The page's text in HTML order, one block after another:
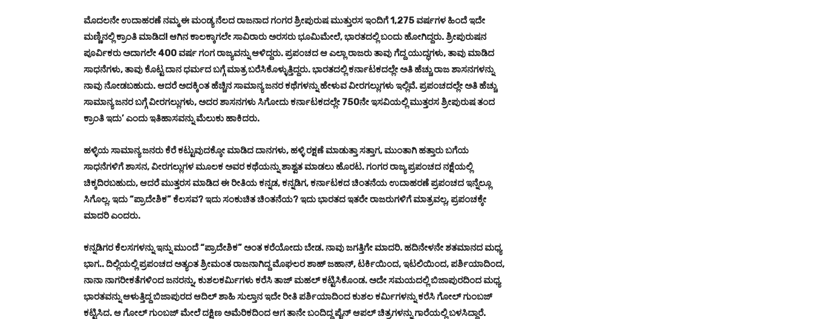
ಮೊದಲನೇ ಉದಾಹರಣೆ ನಮ್ಮ ಈ ಮಂಡ್ಯ ನೆಲದ ರಾಜನಾದ ಗಂಗರ ಶ್ರೀಪುರುಷ ಮುತ್ತುರಸ ಇಂದಿಗೆ 1,275 ವರ್ಷಗಳ ಹಿಂದೆ ಇದೇ
ಮಣ್ಣಿನಲ್ಲಿ ಕ್ರಾಂತಿ ಮಾಡಿದ! ಆಗಿನ ಕಾಲಕ್ಕಾಗಲೇ ಸಾವಿರಾರು ಅರಸರು ಭೂಮಿಮೇಲೆ, ಭಾರತದಲ್ಲಿ ಬಂದು ಹೋಗಿದ್ದರು. ಶ್ರೀಪುರುಷನ
ಪೂರ್ವಿಕರು ಅದಾಗಲೇ 400 ವರ್ಷ ಗಂಗ ರಾಜ್ಯವನ್ನು ಆಳಿದ್ದರು. ಪ್ರಪಂಚದ ಆ ಎಲ್ಲಾ ರಾಜರು ತಾವು ಗೆದ್ದ ಯುದ್ಧಗಳು, ತಾವು ಮಾಡಿದ
ಸಾಧನೆಗಳು, ತಾವು ಕೊಟ್ಟ ದಾನ ಧರ್ಮದ ಬಗ್ಗೆ ಮಾತ್ರ ಬರೆಸಿಕೊಳ್ಳುತ್ತಿದ್ದರು. ಭಾರತದಲ್ಲಿ ಕರ್ನಾಟಕದಲ್ಲೇ ಅತಿ ಹೆಚ್ಚು ರಾಜ ಶಾಸನಗಳನ್ನು
ನಾವು ನೋಡಬಹುದು. ಆದರೆ ಅದಕ್ಕಿಂತ ಹೆಚ್ಚಿನ ಸಾಮಾನ್ಯ ಜನರ ಕಥೆಗಳನ್ನು ಹೇಳುವ ವೀರಗಲ್ಲುಗಳು ಇಲ್ಲಿವೆ. ಪ್ರಪಂಚದಲ್ಲೇ ಅತಿ ಹೆಚ್ಚು
ಸಾಮಾನ್ಯ ಜನರ ಬಗ್ಗೆ ವೀರಗಲ್ಲುಗಳು, ಅದರ ಶಾಸನಗಳು ಸಿಗೋದು ಕರ್ನಾಟಕದಲ್ಲೇ 750ನೇ ಇಸವಿಯಲ್ಲಿ ಮುತ್ತರಸ ಶ್ರೀಪುರುಷ ತಂದ
ಕ್ರಾಂತಿ ಇದು’ ಎಂದು ಇತಿಹಾಸವನ್ನು ಮೆಲುಕು ಹಾಕಿದರು.
ಹಳ್ಳಿಯ ಸಾಮಾನ್ಯ ಜನರು ಕೆರೆ ಕಟ್ಟುವುದಕ್ಕೋ ಮಾಡಿದ ದಾನಗಳು, ಹಳ್ಳಿ ರಕ್ಷಣೆ ಮಾಡುತ್ತಾ ಸತ್ತಾಗ, ಮುಂತಾಗಿ ಹತ್ತಾರು ಬಗೆಯ
ಸಾಧನೆಗಳಿಗೆ ಶಾಸನ, ವೀರಗಲ್ಲುಗಳ ಮೂಲಕ ಅವರ ಕಥೆಯನ್ನು ಶಾಶ್ವತ ಮಾಡಲು ಹೊರಟ. ಗಂಗರ ರಾಜ್ಯ ಪ್ರಪಂಚದ ನಕ್ಷೆಯಲ್ಲಿ
ಚಿಕ್ಕದಿರಬಹುದು, ಆದರೆ ಮುತ್ತರಸ ಮಾಡಿದ ಈ ರೀತಿಯ ಕನ್ನಡ, ಕನ್ನಡಿಗ, ಕರ್ನಾಟಕದ ಚಿಂತನೆಯ ಉದಾಹರಣೆ ಪ್ರಪಂಚದ ಇನ್ನೆಲ್ಲೂ
ಸಿಗೊಲ್ಲ. ಇದು “ಪ್ರಾದೇಶಿಕ” ಕೆಲಸವ? ಇದು ಸಂಕುಚಿತ ಚಿಂತನೆಯ? ಇದು ಭಾರತದ ಇತರೇ ರಾಜರುಗಳಿಗೆ ಮಾತ್ರವಲ್ಲ, ಪ್ರಪಂಚಕ್ಕೇ
ಮಾದರಿ ಎಂದರು.
ಕನ್ನಡಿಗರ ಕೆಲಸಗಳನ್ನು ಇನ್ನು ಮುಂದೆ “ಪ್ರಾದೇಶಿಕ” ಅಂತ ಕರೆಯೋದು ಬೇಡ. ನಾವು ಜಗತ್ತಿಗೇ ಮಾದರಿ. ಹದಿನೇಳನೇ ಶತಮಾನದ ಮಧ್ಯ
ಭಾಗ.. ದಿಲ್ಲಿಯಲ್ಲಿ ಪ್ರಪಂಚದ ಅತ್ಯಂತ ಶ್ರೀಮಂತ ರಾಜನಾಗಿದ್ದ ಮೊಘಲರ ಶಾಹ್ ಜಹಾನ್, ಟರ್ಕಿಯಿಂದ, ಇಟಲಿಯಿಂದ, ಪರ್ಶಿಯಾದಿಂದ,
ನಾನಾ ನಾಗರೀಕತೆಗಳಿಂದ ಜನರನ್ನು, ಕುಶಲಕರ್ಮಿಗಳು ಕರೆಸಿ ತಾಜ್ ಮಹಲ್ ಕಟ್ಟಿಸಿಕೊಂಡ. ಅದೇ ಸಮಯದಲ್ಲಿ ಬಿಜಾಪುರದಿಂದ ಮಧ್ಯ
ಭಾರತವನ್ನು ಆಳುತ್ತಿದ್ದ ಬಿಜಾಪುರದ ಆದಿಲ್ ಶಾಹಿ ಸುಲ್ತಾನ ಇದೇ ರೀತಿ ಪರ್ಶಿಯಾದಿಂದ ಕುಶಲ ಕರ್ಮಿಗಳನ್ನು ಕರೆಸಿ ಗೋಲ್ ಗುಂಬಜ್
ಕಟ್ಟಿಸಿದ. ಆ ಗೋಲ್ ಗುಂಬಜ್ ಮೇಲೆ ದಕ್ಷಿಣ ಅಮೆರಿಕದಿಂದ ಆಗ ತಾನೇ ಬಂದಿದ್ದ ಪೈನ್ ಆಪಲ್ ಚಿತ್ರಗಳನ್ನು ಗಾರೆಯಲ್ಲಿ ಬಳಸಿದ್ದಾರೆ.